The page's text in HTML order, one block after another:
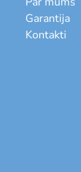
Garantija
Kontakti